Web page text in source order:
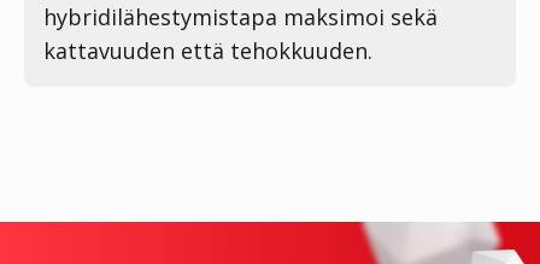
hybridilähestymistapa maksimoi sekä
kattavuuden että tehokkuuden.